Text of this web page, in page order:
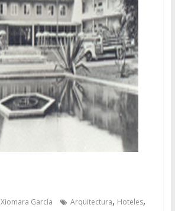
Xiomara García Arquitectura, Hoteles,